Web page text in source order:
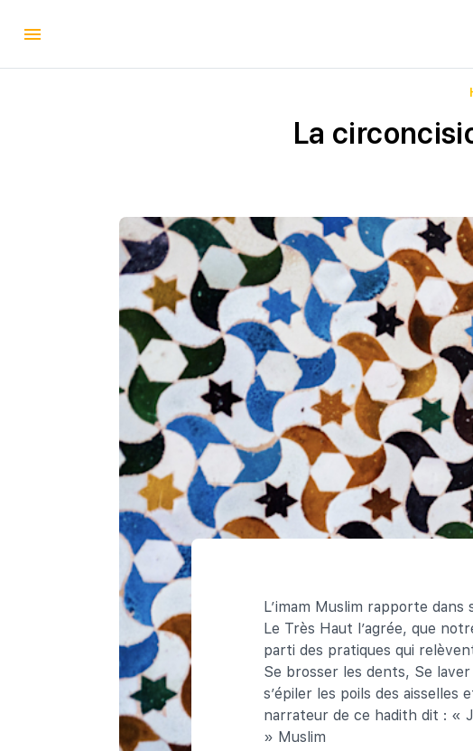
La
L’imam Muslim rapporte
Le Très Haut l’agrée, que
parti des pratiques qui
Se brosser les dents, Se
s’épiler les poils des aisselles
narrateur de ce hadith dit : «
» Muslim